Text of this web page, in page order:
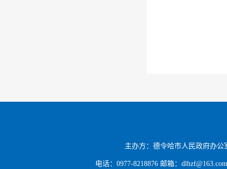
主办方：德令哈市人民政府办
电话：0977-8218876 邮箱：